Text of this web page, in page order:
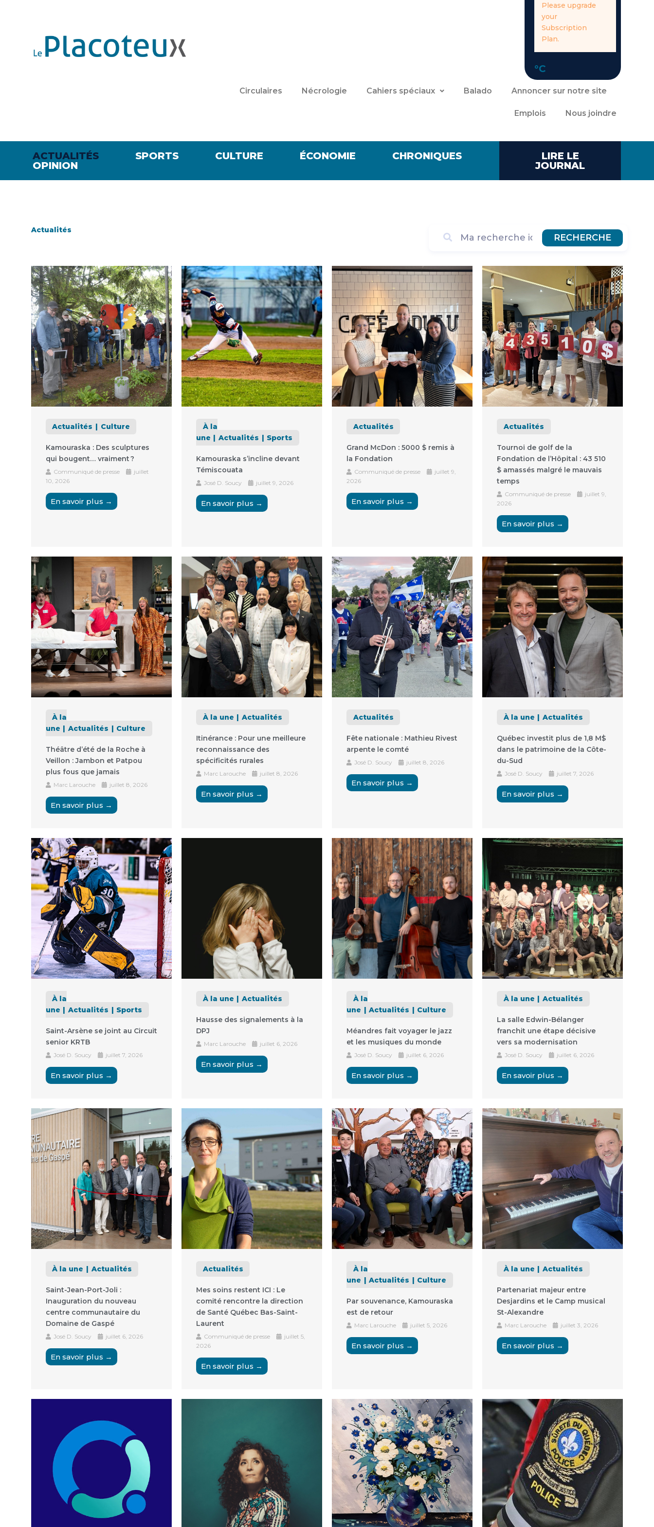
Please upgrade
your
Subscription
Plan.
°C
Circulaires Nécrologie Cahiers spéciaux Balado Annoncer sur notre site
Emplois Nous joindre
ACTUALITÉS SPORTS CULTURE ÉCONOMIE
CHRONIQUES
OPINION
LIRE LE
JOURNAL
Actualités
RECHERCHE
Actualités Culture
Kamouraska : Des sculptures
qui bougent… vraiment ?
Communiqué de presse
juillet
10, 2026
En savoir plus →
À la
une
Actualités Sports
Kamouraska s’incline devant
Témiscouata
José D. Soucy juillet 9, 2026
En savoir plus →
Actualités
Grand McDon : 5000 $ remis à
la Fondation
Communiqué de presse
juillet 9,
2026
En savoir plus →
Actualités
Tournoi de golf de la
Fondation de l’Hôpital : 43 510
$ amassés malgré le mauvais
temps
Communiqué de presse
juillet 9,
2026
En savoir plus →
À la
une
Actualités Culture
Théâtre d’été de la Roche à
Veillon : Jambon et Patpou
plus fous que jamais
Marc Larouche juillet 8, 2026
En savoir plus →
À la une Actualités
Itinérance : Pour une meilleure
reconnaissance des
spécificités rurales
Marc Larouche juillet 8, 2026
En savoir plus →
Actualités
Fête nationale : Mathieu Rivest
arpente le comté
José D. Soucy juillet 8, 2026
En savoir plus →
À la une Actualités
Québec investit plus de 1,8 M$
dans le patrimoine de la Côte-
du-Sud
José D. Soucy juillet 7, 2026
En savoir plus →
À la
une
Actualités Sports
Saint-Arsène se joint au Circuit
senior KRTB
José D. Soucy juillet 7, 2026
En savoir plus →
À la une Actualités
Hausse des signalements à la
DPJ
Marc Larouche juillet 6, 2026
En savoir plus →
À la
une
Actualités Culture
Méandres fait voyager le jazz
et les musiques du monde
José D. Soucy juillet 6, 2026
En savoir plus →
À la une Actualités
La salle Edwin-Bélanger
franchit une étape décisive
vers sa modernisation
José D. Soucy juillet 6, 2026
En savoir plus →
À la une Actualités
Saint-Jean-Port-Joli :
Inauguration du nouveau
centre communautaire du
Domaine de Gaspé
José D. Soucy juillet 6, 2026
En savoir plus →
Actualités
Mes soins restent ICI : Le
comité rencontre la direction
de Santé Québec Bas-Saint-
Laurent
Communiqué de presse
juillet 5,
2026
En savoir plus →
À la
une
Actualités Culture
Par souvenance, Kamouraska
est de retour
Marc Larouche juillet 5, 2026
En savoir plus →
À la une Actualités
Partenariat majeur entre
Desjardins et le Camp musical
St-Alexandre
Marc Larouche juillet 3, 2026
En savoir plus →